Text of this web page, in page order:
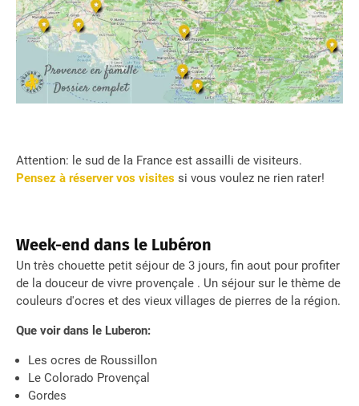
Attention: le sud de la France est assailli de visiteurs.
Pensez à réserver vos visites si vous voulez ne rien rater!
Week-end dans le Lubéron
Un très chouette petit séjour de 3 jours, fin aout pour profiter
de la douceur de vivre provençale . Un séjour sur le thème de
couleurs d'ocres et des vieux villages de pierres de la région.
Que voir dans le Luberon:
Les ocres de Roussillon
Le Colorado Provençal
Gordes